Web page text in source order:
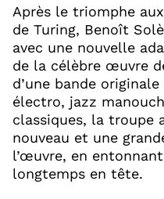
Après le triomphe
de Turing, Benoît
avec une nouvelle
de la célèbre œuvre
d’une bande
électro, jazz
classiques, la troupe
nouveau et une
l’œuvre, en
longtemps en tête.